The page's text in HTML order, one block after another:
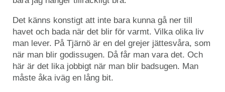
Det känns konstigt att inte bara kunna gå ner till
havet och bada när det blir för varmt. Vilka olika liv
man lever. På Tjärnö är en del grejer jättesvåra, som
när man blir godissugen. Då får man vara det. Och
här är det lika jobbigt när man blir badsugen. Man
måste åka iväg en lång bit.